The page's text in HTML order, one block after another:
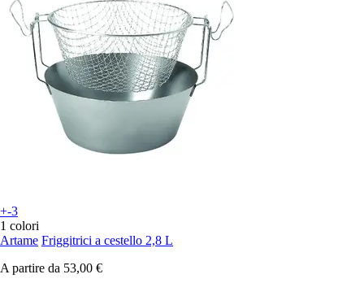
+-3
1 colori
Artame Friggitrici a cestello 2,8 L
A partire da 53,00 €